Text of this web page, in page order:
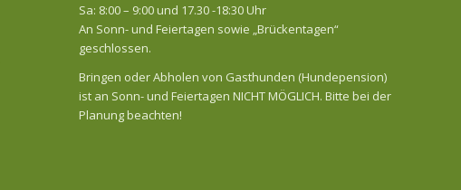
Sa: 8:00 – 9:00 und 17.30 -18:30 Uhr
An Sonn- und Feiertagen sowie „Brückentagen“
geschlossen.
Bringen oder Abholen von Gasthunden (Hundepension)
ist an Sonn- und Feiertagen NICHT MÖGLICH. Bitte bei der
Planung beachten!